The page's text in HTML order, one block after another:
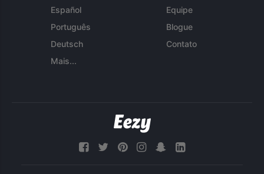
Español
Português
Deutsch
Mais...
Equipe
Blogue
Contato